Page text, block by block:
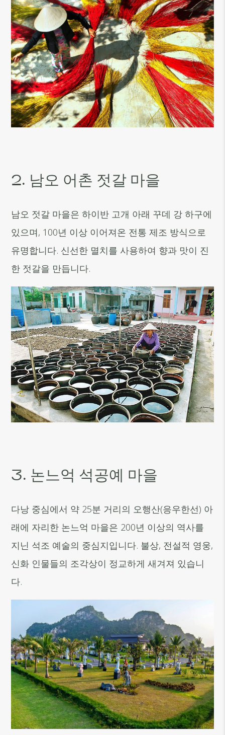
2. 남오 어촌 젓갈 마을
남오 젓갈 마을은 하이반 고개 아래 꾸데 강 하구에
있으며, 100년 이상 이어져온 전통 제조 방식으로
유명합니다. 신선한 멸치를 사용하여 향과 맛이 진
한 젓갈을 만듭니다.
3. 논느억 석공예 마을
다낭 중심에서 약 25분 거리의 오행산(응우한선) 아
래에 자리한 논느억 마을은 200년 이상의 역사를
지닌 석조 예술의 중심지입니다. 불상, 전설적 영웅,
신화 인물들의 조각상이 정교하게 새겨져 있습니
다.